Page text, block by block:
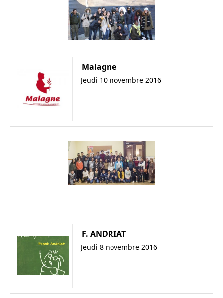
Malagne
Jeudi 10 novembre 2016
F. ANDRIAT
Jeudi 8 novembre 2016